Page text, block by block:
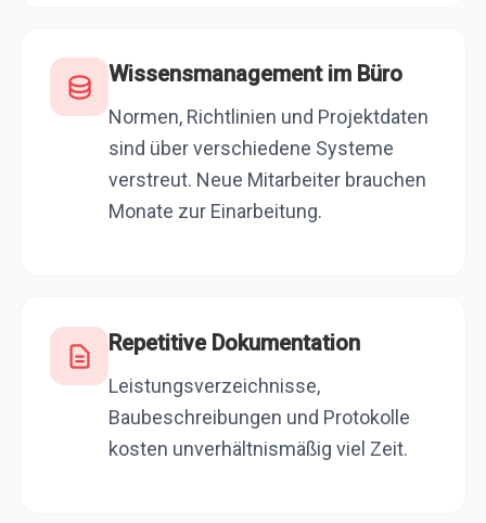
Wissensmanagement im Büro
Normen, Richtlinien und Projektdaten
sind über verschiedene Systeme
verstreut. Neue Mitarbeiter brauchen
Monate zur Einarbeitung.
Repetitive Dokumentation
Leistungsverzeichnisse,
Baubeschreibungen und Protokolle
kosten unverhältnismäßig viel Zeit.